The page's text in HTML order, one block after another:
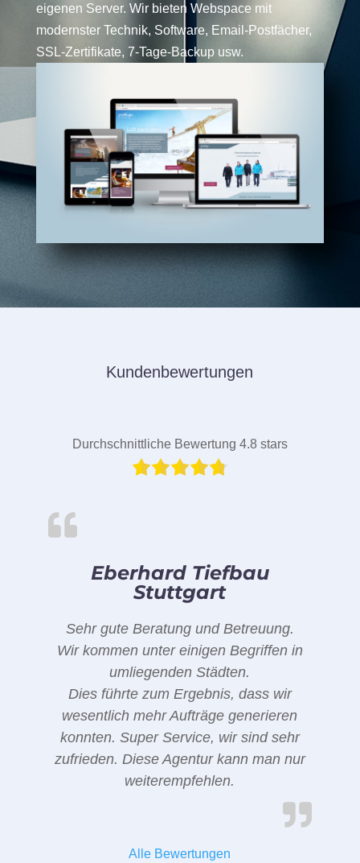
eigenen Server. Wir bieten Webspace mit
modernster Technik, Software, Email-Postfächer,
SSL-Zertifikate, 7-Tage-Backup usw.
Kundenbewertungen
Durchschnittliche Bewertung 4.8 stars
Eberhard Tiefbau
Stuttgart
Sehr gute Beratung und Betreuung.
Wir kommen unter einigen Begriffen in
umliegenden Städten.
Dies führte zum Ergebnis, dass wir
wesentlich mehr Aufträge generieren
konnten. Super Service, wir sind sehr
zufrieden. Diese Agentur kann man nur
weiterempfehlen.
Alle Bewertungen